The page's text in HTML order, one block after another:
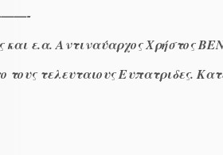
και ε.α. Αντιναύαρχος Χρήστος
τους τελευταιους Ευπατριδες.